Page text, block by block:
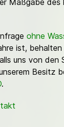
des
ohne
ist,
uns von den
.